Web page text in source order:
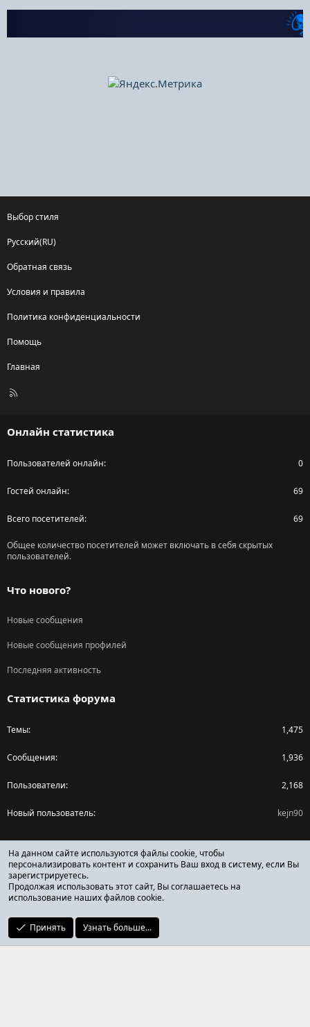
Выбор стиля
Русский(RU)
Обратная связь
Условия и правила
Политика конфиденциальности
Помощь
Главная
R
Онлайн статистика
Пользователей онлайн 0
Гостей онлайн 69
Всего посетителей 69
Общее количество посетителей может включать в себя скрытых
пользователей.
Что нового?
Новые сообщения
Новые сообщения профилей
Последняя активность
Статистика форума
Темы 1,475
Сообщения 1,936
Пользователи 2,168
Новый пользователь kejn90
Поделиться страницей
Facebook
X (Twitter)
Reddit
ОТЗЫВЫ ОНЛАЙН ФОРУМ
На данном сайте используются файлы cookie, чтобы
персонализировать контент и сохранить Ваш вход в систему, если Вы
зарегистрируетесь.
Продолжая использовать этот сайт, Вы соглашаетесь на
использование наших файлов cookie.
Принять Узнать больше...